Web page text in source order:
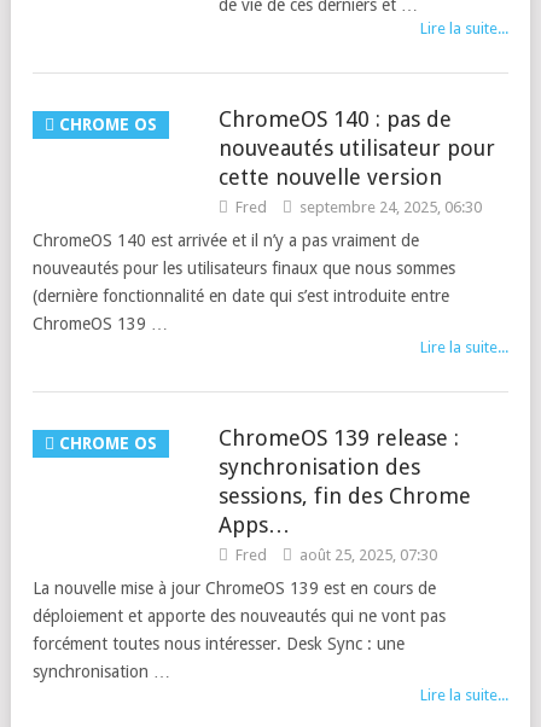
de vie de ces derniers et …
Lire la suite...
CHROME OS
ChromeOS 140 : pas de
nouveautés utilisateur pour
cette nouvelle version
Fred septembre 24, 2025, 06:30
ChromeOS 140 est arrivée et il n’y a pas vraiment de
nouveautés pour les utilisateurs finaux que nous sommes
(dernière fonctionnalité en date qui s’est introduite entre
ChromeOS 139 …
Lire la suite...
CHROME OS
ChromeOS 139 release :
synchronisation des
sessions, fin des Chrome
Apps…
Fred août 25, 2025, 07:30
La nouvelle mise à jour ChromeOS 139 est en cours de
déploiement et apporte des nouveautés qui ne vont pas
forcément toutes nous intéresser. Desk Sync : une
synchronisation …
Lire la suite...